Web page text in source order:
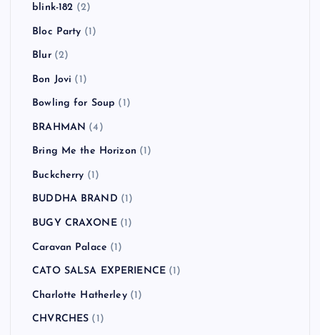
blink-182 (2)
Bloc Party (1)
Blur(2)
Bon Jovi (1)
Bowling for Soup (1)
BRAHMAN (4)
Bring Me the Horizon (1)
Buckcherry (1)
BUDDHA BRAND (1)
BUGY CRAXONE(1)
Caravan Palace (1)
CATO SALSA EXPERIENCE (1)
Charlotte Hatherley(1)
CHVRCHES (1)